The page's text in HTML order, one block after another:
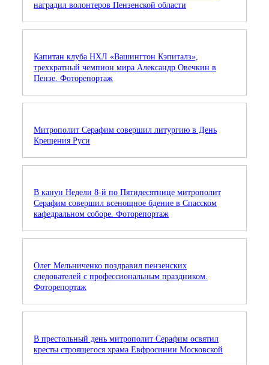
наградил волонтеров Пензенской области
Капитан клуба НХЛ «Вашингтон Кэпиталз»,
трехкратный чемпион мира Александр Овечкин в
Пензе. Фоторепортаж
Митрополит Серафим совершил литургию в День
Крещения Руси
В канун Недели 8-й по Пятидесятнице митрополит
Серафим совершил всенощное бдение в Спасском
кафедральном соборе. Фоторепортаж
Олег Мельниченко поздравил пензенских
следователей с профессиональным праздником.
Фоторепортаж
В престольный день митрополит Серафим освятил
кресты строящегося храма Евфросинии Московской